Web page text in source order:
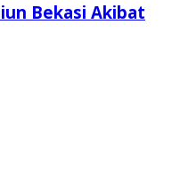
Bekasi Akibat